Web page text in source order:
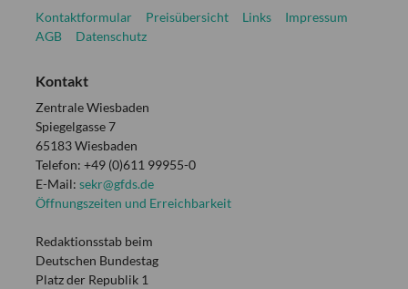
Kontaktformular Preisübersicht Links
Impressum
AGB
Datenschutz
Kontakt
Zentrale Wiesbaden
Spiegelgasse 7
65183 Wiesbaden
Telefon: +49 (0)611 99955-0
E-Mail: sekr@gfds.de
Öffnungszeiten und Erreichbarkeit
Redaktionsstab beim
Deutschen Bundestag
Platz der Republik 1